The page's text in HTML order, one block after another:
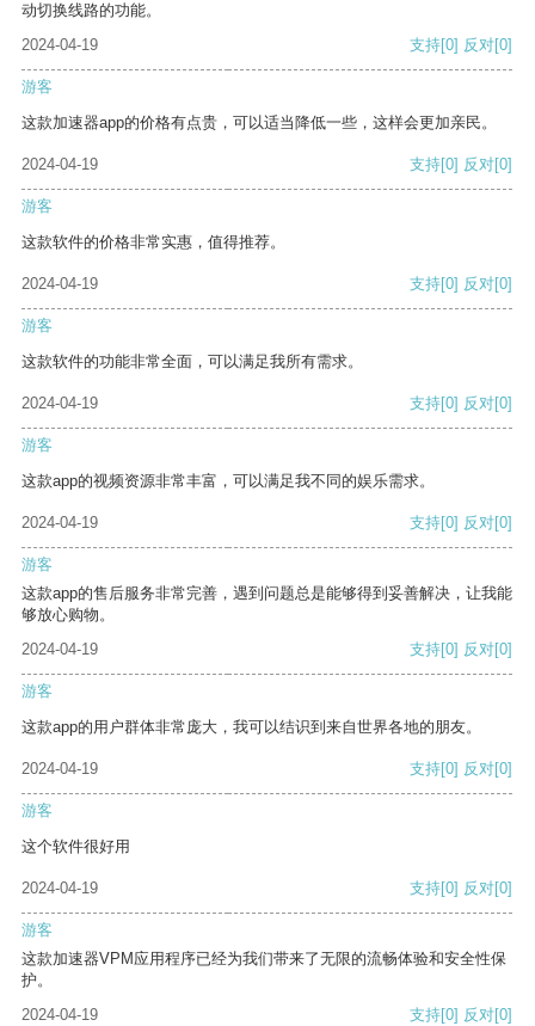
动切换线路的功能。
2024-04-19
支持[0] 反对[0]
游客
这款加速器app的价格有点贵，可以适当降低一些，这样会更加亲民。
2024-04-19 支持[0] 反对[0]
游客
这款软件的价格非常实惠，值得推荐。
2024-04-19 支持[0] 反对[0]
游客
这款软件的功能非常全面，可以满足我所有需求。
2024-04-19 支持[0] 反对[0]
游客
这款app的视频资源非常丰富，可以满足我不同的娱乐需求。
2024-04-19 支持[0] 反对[0]
游客
这款app的售后服务非常完善，遇到问题总是能够得到妥善解决，让我能
够放心购物。
2024-04-19
支持[0] 反对[0]
游客
这款app的用户群体非常庞大，我可以结识到来自世界各地的朋友。
2024-04-19 支持[0] 反对[0]
游客
这个软件很好用
2024-04-19 支持[0] 反对[0]
游客
这款加速器VPM应用程序已经为我们带来了无限的流畅体验和安全性保
护。
2024-04-19
支持[0] 反对[0]